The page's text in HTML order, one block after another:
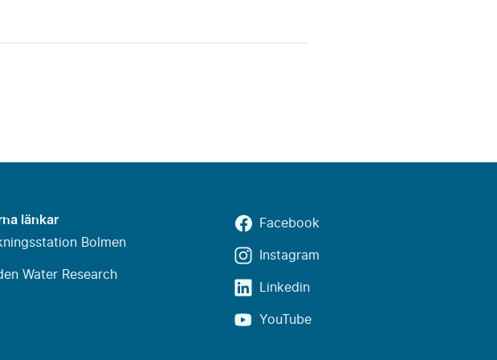
länkar
Bolmen
Water Research
Facebook
Instagram
Linkedin
YouTube